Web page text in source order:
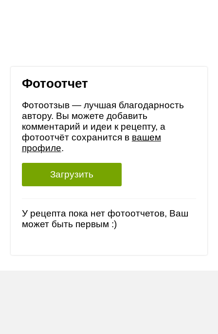
Фотоотчет
Фотоотзыв — лучшая благодарность
автору. Вы можете добавить
комментарий и идеи к рецепту, а
фотоотчёт сохранится в вашем
профиле.
Загрузить
У рецепта пока нет фотоотчетов, Ваш
может быть первым :)